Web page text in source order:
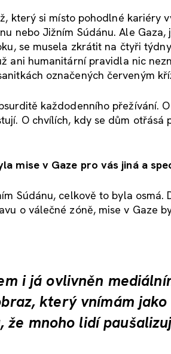
který si místo pohodlné kariéry
nebo Jižním Súdánu. Ale Gaza,
se musela zkrátit na čtyři
ani humanitární pravidla nic
označených červeným
každodenního přežívání.
O chvílích, kdy se dům otřásá
mise v Gaze pro vás jiná a
Súdánu, celkově to byla osmá.
o válečné zóně, mise v Gaze
i já ovlivněn
který vnímám
mnoho lidí